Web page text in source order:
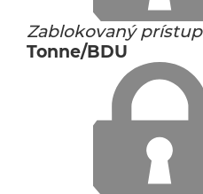
Zablokovaný prístup
Tonne/BDU